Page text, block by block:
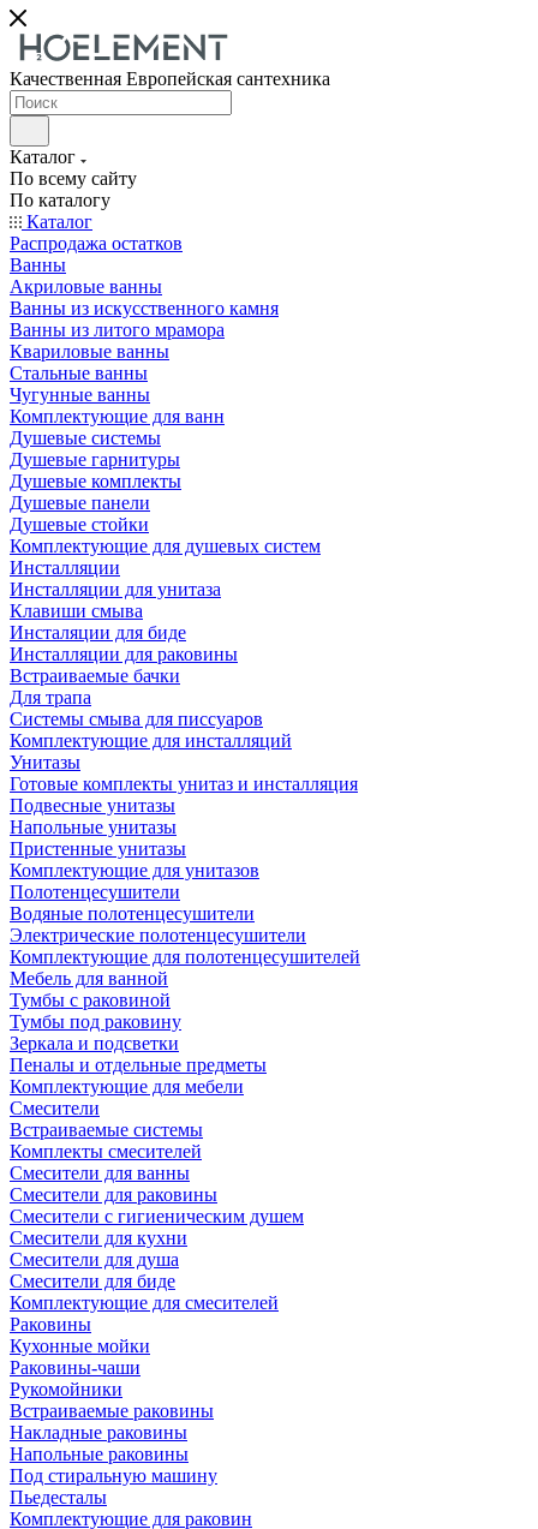
Качественная Европейская сантехника
Каталог
По всему сайту
По каталогу
Каталог
Распродажа остатков
Ванны
Акриловые ванны
Ванны из искусственного камня
Ванны из литого мрамора
Квариловые ванны
Стальные ванны
Чугунные ванны
Комплектующие для ванн
Душевые системы
Душевые гарнитуры
Душевые комплекты
Душевые панели
Душевые стойки
Комплектующие для душевых систем
Инсталляции
Инсталляции для унитаза
Клавиши смыва
Инсталяции для биде
Инсталляции для раковины
Встраиваемые бачки
Для трапа
Системы смыва для писсуаров
Комплектующие для инсталляций
Унитазы
Готовые комплекты унитаз и инсталляция
Подвесные унитазы
Напольные унитазы
Пристенные унитазы
Комплектующие для унитазов
Полотенцесушители
Водяные полотенцесушители
Электрические полотенцесушители
Комплектующие для полотенцесушителей
Мебель для ванной
Тумбы с раковиной
Тумбы под раковину
Зеркала и подсветки
Пеналы и отдельные предметы
Комплектующие для мебели
Смесители
Встраиваемые системы
Комплекты смесителей
Смесители для ванны
Смесители для раковины
Смесители с гигиеническим душем
Смесители для кухни
Смесители для душа
Смесители для биде
Комплектующие для смесителей
Раковины
Кухонные мойки
Раковины-чаши
Рукомойники
Встраиваемые раковины
Накладные раковины
Напольные раковины
Под стиральную машину
Пьедесталы
Комплектующие для раковин